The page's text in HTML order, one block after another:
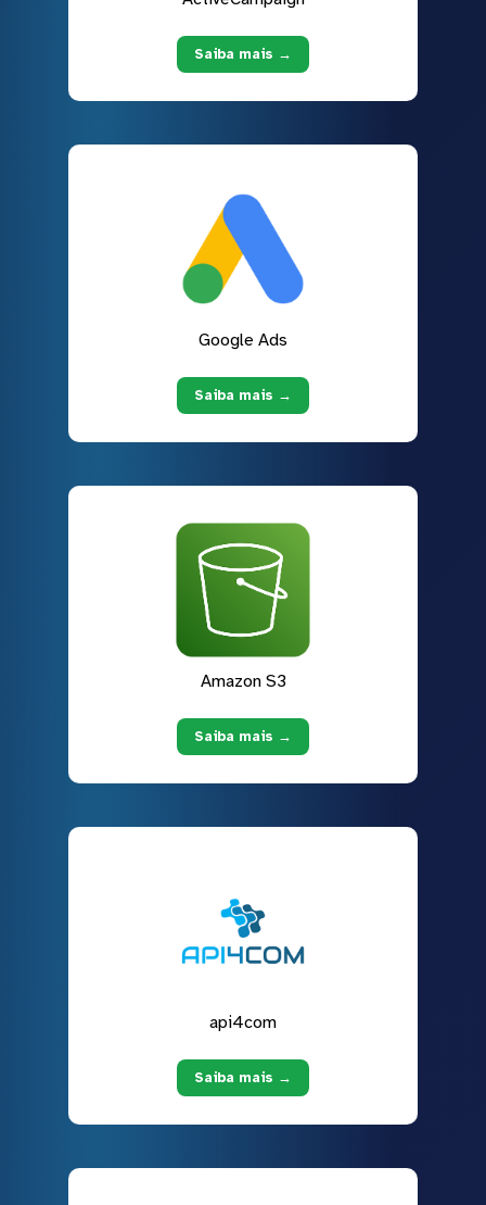
Saiba mais →
Google Ads
Saiba mais →
Amazon S3
Saiba mais →
api4com
Saiba mais →